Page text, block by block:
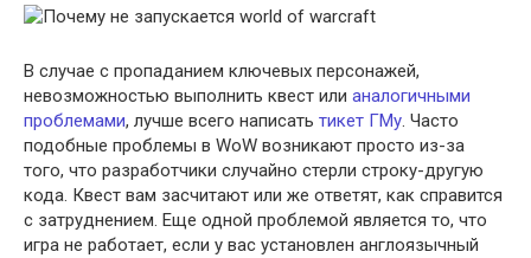
В случае с пропаданием ключевых персонажей,
невозможностью выполнить квест или аналогичными
проблемами, лучше всего написать тикет ГМу. Часто
подобные проблемы в WoW возникают просто из-за
того, что разработчики случайно стерли строку-другую
кода. Квест вам засчитают или же ответят, как справится
с затруднением. Еще одной проблемой является то, что
игра не работает, если у вас установлен англоязычный